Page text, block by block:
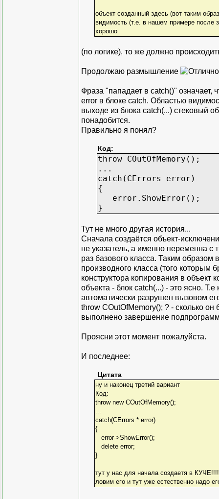
объект созданный здесь (вот таким
видимость (т.е. в нашем примере после
хорошо
(по логике), то же должно
Продолжаю размышление
Фраза "пападает в catch()" означает,
error в блоке catch. Областью
выходе из блока catch(...) стековый
понадобится.
Правильно я понял?
Код:
throw COutOfMemory();
...
catch(CErrors error)
{
error.ShowError();
}
Тут не много другая история...
Сначала создаётся объект-
не указатель, а именно переменна с
раз базового класса. Таким образом
производного класса (того которым
конструктора копирования в объект
объекта - блок catch(...) - это ясно.
автоматически разрушен вызовом
throw COutOfMemory(); ? - сколько он
выполнено завершение
Проясни этот момент пожалуйста.
И последнее:
Цитата
ну и наконец третий вариант
Код:
throw new COutOfMemory();
catch(CErrors * error)
{
error->ShowError();
delete error;
}
тут у нас для начала создаетя в
ловим его и тут уже естественно надо